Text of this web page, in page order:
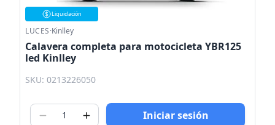
Liquidación
LUCES·Kinlley
Calavera completa para motocicleta YBR125
led Kinlley
SKU: 0213226050
Iniciar sesión